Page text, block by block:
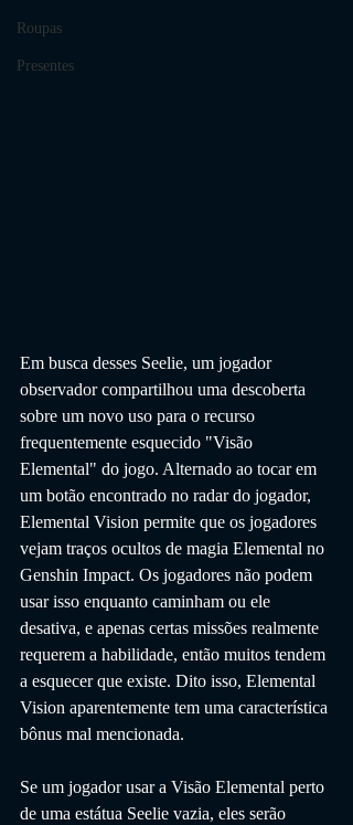
Roupas
Presentes
Em busca desses Seelie, um jogador
observador compartilhou uma descoberta
sobre um novo uso para o recurso
frequentemente esquecido "Visão
Elemental" do jogo. Alternado ao tocar em
um botão encontrado no radar do jogador,
Elemental Vision permite que os jogadores
vejam traços ocultos de magia Elemental no
Genshin Impact. Os jogadores não podem
usar isso enquanto caminham ou ele
desativa, e apenas certas missões realmente
requerem a habilidade, então muitos tendem
a esquecer que existe. Dito isso, Elemental
Vision aparentemente tem uma característica
bônus mal mencionada.
Se um jogador usar a Visão Elemental perto
de uma estátua Seelie vazia, eles serão